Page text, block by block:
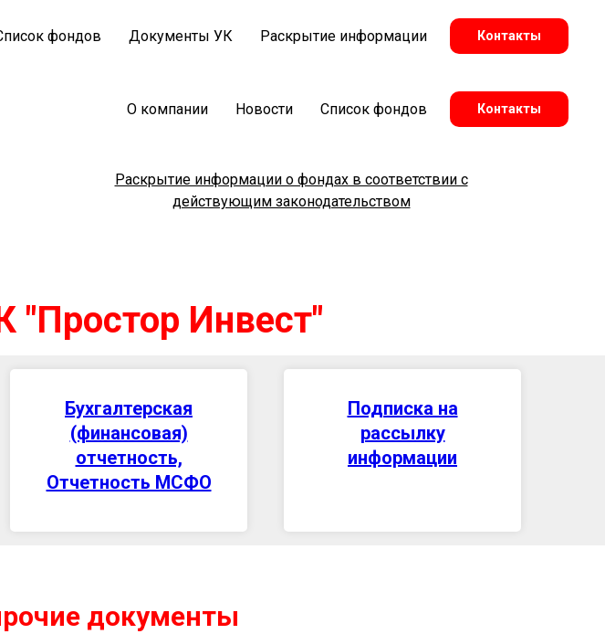
фондов Документы УК Раскрытие информации Контакты
О компании Новости Список фондов Контакты
Раскрытие информации о фондах в соответствии с
действующим законодательством
Инвест"
Бухгалтерская
(финансовая)
отчетность,
Отчетность МСФО
Подписка на
рассылку
информации
документы